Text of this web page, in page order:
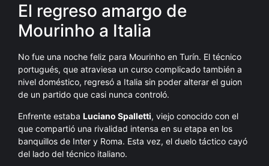
El regreso amargo de
Mourinho a Italia
No fue una noche feliz para Mourinho en Turín. El técnico
portugués, que atraviesa un curso complicado también a
nivel doméstico, regresó a Italia sin poder alterar el guion
de un partido que casi nunca controló.
Enfrente estaba Luciano Spalletti, viejo conocido con el
que compartió una rivalidad intensa en su etapa en los
banquillos de Inter y Roma. Esta vez, el duelo táctico cayó
del lado del técnico italiano.